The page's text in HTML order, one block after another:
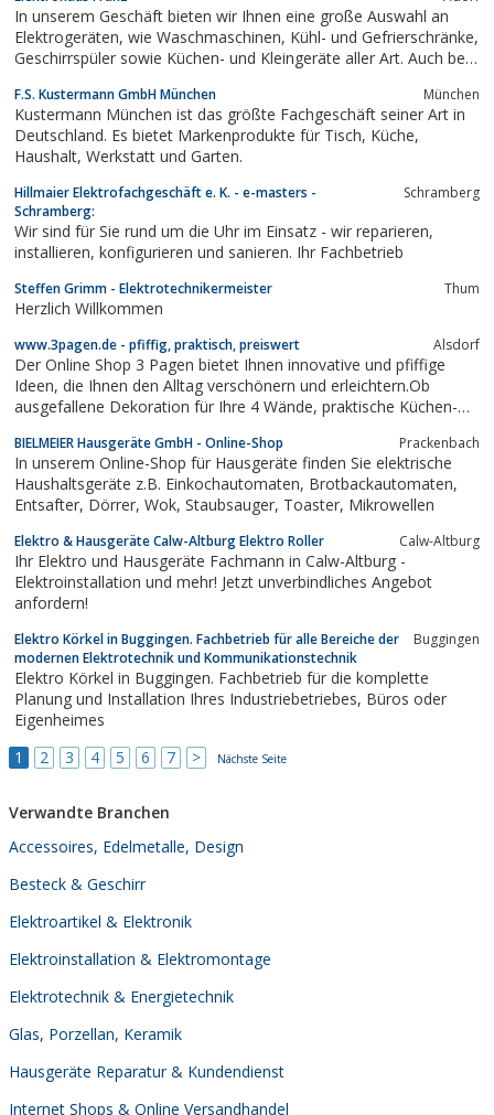
In unserem Geschäft bieten wir Ihnen eine große Auswahl an
Elektrogeräten, wie Waschmaschinen, Kühl- und Gefrierschränke,
Geschirrspüler sowie Küchen- und Kleingeräte aller Art. Auch bei
F.S. Kustermann GmbH München München
Kustermann München ist das größte Fachgeschäft seiner Art in
Deutschland. Es bietet Markenprodukte für Tisch, Küche,
Haushalt, Werkstatt und Garten.
Hillmaier Elektrofachgeschäft e. K. - e-masters -
Schramberg:
Schramberg
Wir sind für Sie rund um die Uhr im Einsatz - wir reparieren,
installieren, konfigurieren und sanieren. Ihr Fachbetrieb
Steffen Grimm - Elektrotechnikermeister Thum
Herzlich Willkommen
www.3pagen.de - pfiffig, praktisch, preiswert Alsdorf
Der Online Shop 3 Pagen bietet Ihnen innovative und pfiffige
Ideen, die Ihnen den Alltag verschönern und erleichtern.Ob
ausgefallene Dekoration für Ihre 4 Wände, praktische Küchen-
Wohlbefinden, bei 3 Pagen finden Sie sinnvolle Kleinigkeiten, die
Sie täglich...
BIELMEIER Hausgeräte GmbH - Online-Shop Prackenbach
In unserem Online-Shop für Hausgeräte finden Sie elektrische
Haushaltsgeräte z.B. Einkochautomaten, Brotbackautomaten,
Entsafter, Dörrer, Wok, Staubsauger, Toaster, Mikrowellen
Elektro & Hausgeräte Calw-Altburg Elektro Roller Calw-Altburg
Ihr Elektro und Hausgeräte Fachmann in Calw-Altburg -
Elektroinstallation und mehr! Jetzt unverbindliches Angebot
anfordern!
Elektro Körkel in Buggingen. Fachbetrieb für alle Bereiche der
modernen Elektrotechnik und Kommunikationstechnik
Buggingen
Elektro Körkel in Buggingen. Fachbetrieb für die komplette
Planung und Installation Ihres Industriebetriebes, Büros oder
Eigenheimes
1
2 3 4 5 6 7 > Nächste Seite
Verwandte Branchen
Accessoires, Edelmetalle, Design
Besteck & Geschirr
Elektroartikel & Elektronik
Elektroinstallation & Elektromontage
Elektrotechnik & Energietechnik
Glas, Porzellan, Keramik
Hausgeräte Reparatur & Kundendienst
Internet Shops & Online Versandhandel